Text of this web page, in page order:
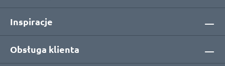
Inspiracje
Obsługa klienta